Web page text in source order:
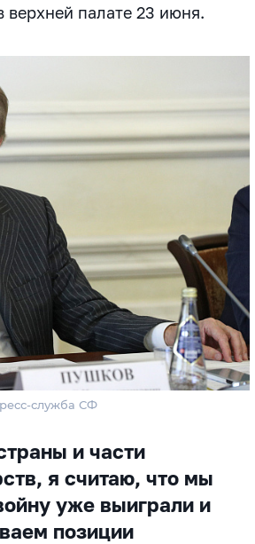
верхней палате 23 июня.
служба СФ
и части
я считаю, что мы
уже выиграли и
позиции